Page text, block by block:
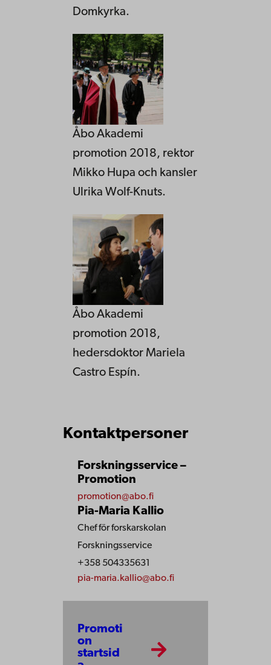
Domkyrka.
Åbo Akademi
promotion 2018, rektor
Mikko Hupa och kansler
Ulrika Wolf-Knuts.
Åbo Akademi
promotion 2018,
hedersdoktor Mariela
Castro Espín.
Kontaktpersoner
Forskningsservice –
Promotion
promotion@abo.fi
Pia-Maria Kallio
Chef för forskarskolan
Forskningsservice
+358 504335631
pia-maria.kallio@abo.fi
Promoti
on
startsid